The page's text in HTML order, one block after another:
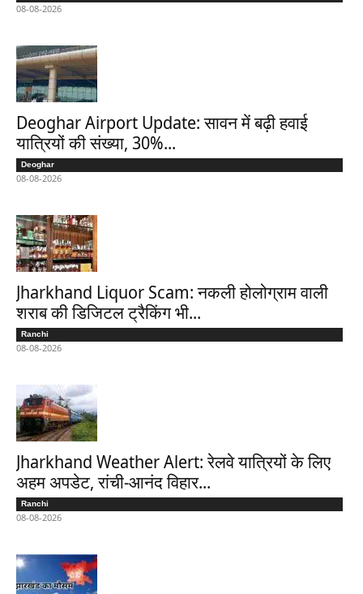
08-08-2026
Deoghar Airport Update: सावन में बढ़ी हवाई
यात्रियों की संख्या, 30%...
Deoghar
08-08-2026
Jharkhand Liquor Scam: नकली होलोग्राम वाली
शराब की डिजिटल ट्रैकिंग भी...
Ranchi
08-08-2026
Jharkhand Weather Alert: रेलवे यात्रियों के लिए
अहम अपडेट, रांची-आनंद विहार...
Ranchi
08-08-2026